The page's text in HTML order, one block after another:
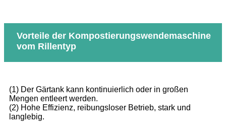
Vorteile der Kompostierungswendemaschine
vom Rillentyp
(1) Der Gärtank kann kontinuierlich oder in großen
Mengen entleert werden.
(2) Hohe Effizienz, reibungsloser Betrieb, stark und
langlebig.